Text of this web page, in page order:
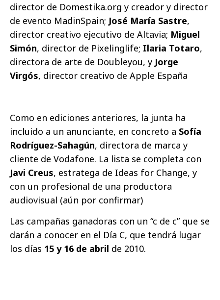
director de Domestika.org y creador y director
de evento MadinSpain; José María Sastre,
director creativo ejecutivo de Altavia; Miguel
Simón, director de Pixelinglife; Ilaria Totaro,
directora de arte de Doubleyou, y Jorge
Virgós, director creativo de Apple España
Como en ediciones anteriores, la junta ha
incluido a un anunciante, en concreto a Sofía
Rodríguez-Sahagún, directora de marca y
cliente de Vodafone. La lista se completa con
Javi Creus, estratega de Ideas for Change, y
con un profesional de una productora
audiovisual (aún por confirmar)
Las campañas ganadoras con un “c de c” que se
darán a conocer en el Día C, que tendrá lugar
los días 15 y 16 de abril de 2010.